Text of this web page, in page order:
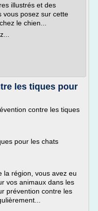
illustrés et des
vous posez sur cette
le chien...
les tiques pour
contre les tiques
pour les chats
la région, vous avez eu
vos animaux dans les
prévention contre les